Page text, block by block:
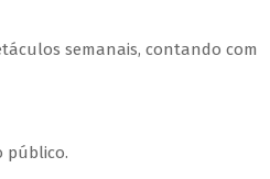
semanais, contando com
público.